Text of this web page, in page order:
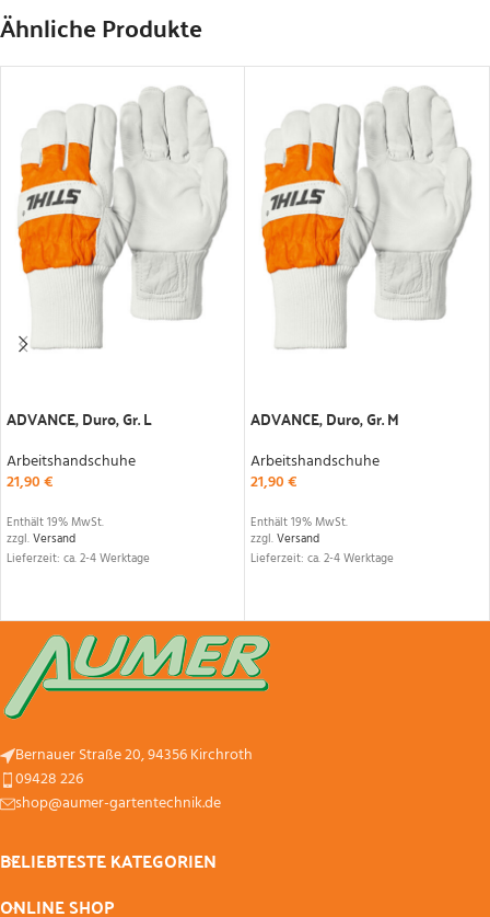
Ähnliche Produkte
ADVANCE, Duro, Gr. L
Arbeitshandschuhe
21,90€
Enthält 19% MwSt.
zzgl.Versand
Lieferzeit: ca. 2-4 Werktage
ADVANCE, Duro, Gr. M
Arbeitshandschuhe
21,90€
Enthält 19% MwSt.
zzgl.Versand
Lieferzeit: ca. 2-4 Werktage
Bernauer Straße 20, 94356 Kirchroth
09428 226
shop@aumer-gartentechnik.de
BELIEBTESTE KATEGORIEN
ONLINE SHOP